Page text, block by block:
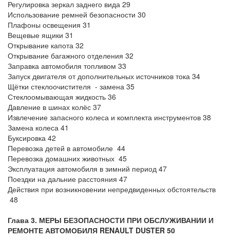
Регулировка зеркал заднего вида 29
Использование ремней безопасности 30
Плафоны освещения 31
Вещевые ящики 31
Открывание капота 32
Открывание багажного отделения 32
Заправка автомобиля топливом 33
Запуск двигателя от дополнительных источников тока 34
Щётки стеклоочистителя - замена 35
Стеклоомывающая жидкость 36
Давление в шинах колёс 37
Извлечение запасного колеса и комплекта инструментов 38
Замена колеса 41
Буксировка 42
Перевозка детей в автомобиле 44
Перевозка домашних животных 45
Эксплуатация автомобиля в зимний период 47
Поездки на дальние расстояния 47
Действия при возникновении непредвиденных обстоятельств
48
Глава 3. МЕРЫ БЕЗОПАСНОСТИ ПРИ ОБСЛУЖИВАНИИ И
РЕМОНТЕ АВТОМОБИЛЯ RENAULT DUSTER 50